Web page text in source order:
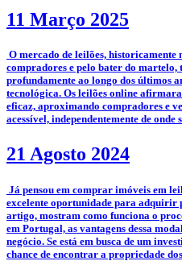
11 Março 2025
O mercado de leilões, historicamente
compradores e pelo bater do
profundamente ao longo dos últimos
tecnológica. Os leilões online
eficaz, aproximando compradores e
acessível, independentemente de onde
21 Agosto 2024
Já pensou em comprar imóveis em
excelente oportunidade para adquirir
artigo, mostram como funciona o
em Portugal, as vantagens dessa
negócio. Se está em busca de um
chance de encontrar a propriedade dos